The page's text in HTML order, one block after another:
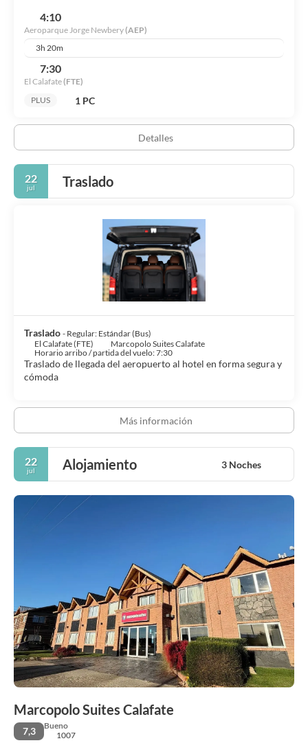
4:10
Aeroparque Jorge Newbery(AEP)
3h 20m
7:30
El Calafate(FTE)
PLUS
1 PC
Detalles
22
jul Traslado
Traslado - Regular: Estándar (Bus)
El Calafate (FTE)
Marcopolo Suites Calafate
Horario arribo / partida del vuelo: 7:30
Traslado de llegada del aeropuerto al hotel en forma segura y
cómoda
Más información
22
jul Alojamiento 3 Noches
Marcopolo Suites Calafate
7,3
Bueno
1007